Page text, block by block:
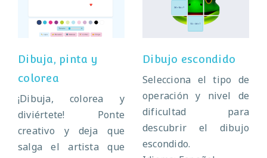
Dibuja, pinta y
colorea
¡Dibuja, colorea y
diviértete! Ponte
creativo y deja que
salga el artista que
Dibujo escondido
Dibujo escondido
Selecciona el tipo de
operación y nivel de
dificultad para
descubrir el dibujo
escondido.